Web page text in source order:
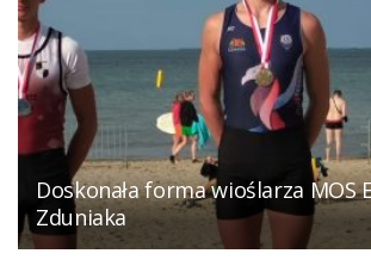
Doskonała forma wioślarza MOS
Zduniaka